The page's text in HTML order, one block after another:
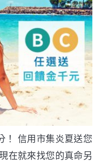
！ 信用市集炎夏送您
在就來找您的真命另